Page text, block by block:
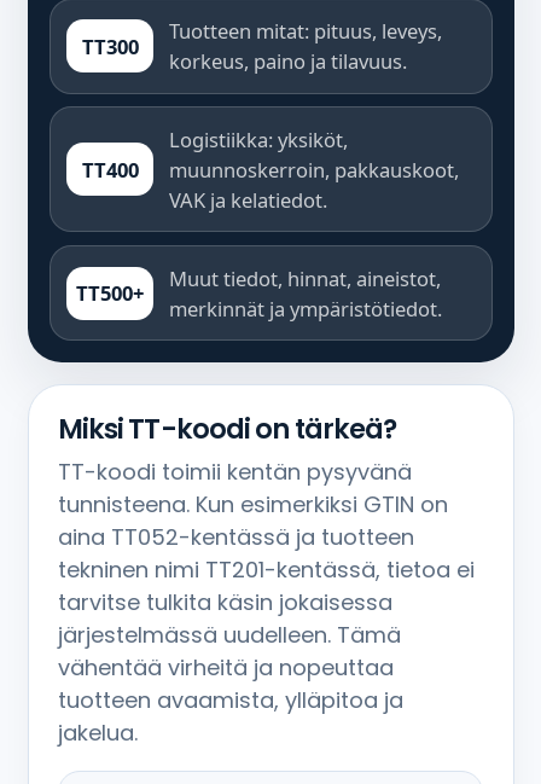
TT300
Tuotteen mitat: pituus, leveys,
korkeus, paino ja tilavuus.
TT400
Logistiikka: yksiköt,
muunnoskerroin, pakkauskoot,
VAK ja kelatiedot.
TT500+
Muut tiedot, hinnat, aineistot,
merkinnät ja ympäristötiedot.
Miksi TT-koodi on tärkeä?
TT-koodi toimii kentän pysyvänä
tunnisteena. Kun esimerkiksi GTIN on
aina TT052-kentässä ja tuotteen
tekninen nimi TT201-kentässä, tietoa ei
tarvitse tulkita käsin jokaisessa
järjestelmässä uudelleen. Tämä
vähentää virheitä ja nopeuttaa
tuotteen avaamista, ylläpitoa ja
jakelua.